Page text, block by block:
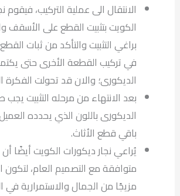
الانتقال الى عملية التركيب، فيقوم
الكويت بتثبيت القطع على الأسقف
براغي التثبيت والتأكد من ثبات
في تركيب القطعة الأخرى حتى
الديكورى؛ والان قد تحولت الفكرة
بعد الانتهاء من مرحله التثبيت
الديكورى باللون الذي يحدده
باقي قطع الأثاث.
يُراعي نجار ديكورات الكويت
متوافقة مع التصميم العام، لتكون
مزيجًا من الجمال والاستمرارية في